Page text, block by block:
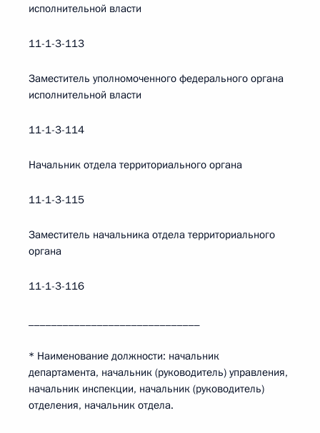
исполнительной власти
11-1-3-113
Заместитель уполномоченного федерального органа
исполнительной власти
11-1-3-114
Начальник отдела территориального органа
11-1-3-115
Заместитель начальника отдела территориального
органа
11-1-3-116
* Наименование должности: начальник
департамента, начальник (руководитель) управления,
начальник инспекции, начальник (руководитель)
отделения, начальник отдела.